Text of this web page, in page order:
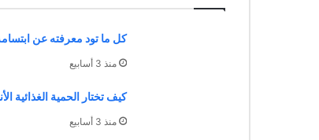
كل ما تود معرفته عن
منذ 3 أسابيع
كيف تختار الحمية
منذ 3 أسابيع